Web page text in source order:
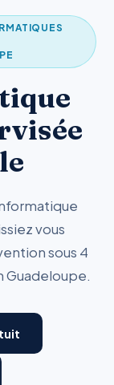
vous
sous 4
Guadeloupe.